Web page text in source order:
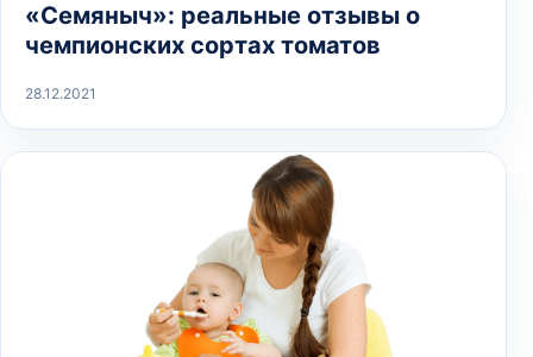
«Семяныч»: реальные отзывы о
чемпионских сортах томатов
28.12.2021